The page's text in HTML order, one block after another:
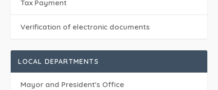
Tax Payment
Verification of electronic documents
LOCAL DEPARTMENTS
Mayor and President's Office